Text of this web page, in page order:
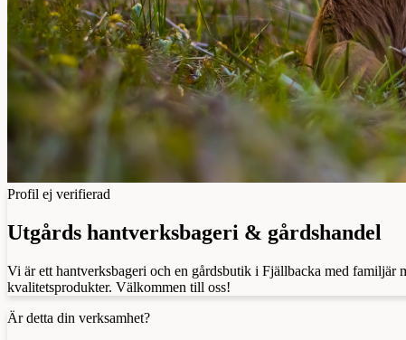
Profil ej verifierad
Utgårds hantverksbageri & gårdshandel
Vi är ett hantverksbageri och en gårdsbutik i Fjällbacka med
kvalitetsprodukter. Välkommen till oss!
Är detta din verksamhet?